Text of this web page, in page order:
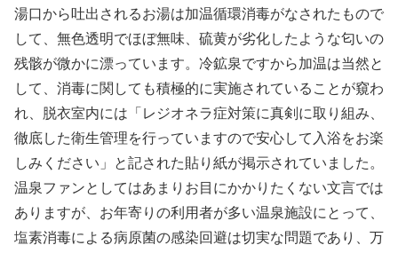
湯口から吐出されるお湯は加温循環消毒がなされたもので
して、無色透明でほぼ無味、硫黄が劣化したような匂いの
残骸が微かに漂っています。冷鉱泉ですから加温は当然と
して、消毒に関しても積極的に実施されていることが窺わ
れ、脱衣室内には「レジオネラ症対策に真剣に取り組み、
徹底した衛生管理を行っていますので安心して入浴をお楽
しみください」と記された貼り紙が掲示されていました。
温泉ファンとしてはあまりお目にかかりたくない文言では
ありますが、お年寄りの利用者が多い温泉施設にとって、
塩素消毒による病原菌の感染回避は切実な問題であり、万